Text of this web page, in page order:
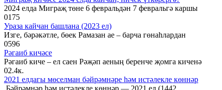
2024 елда Миграҗ төне 6 февральдән 7 февральгә каршы
0175
Ураза кайчан башлана (2023 ел)
Изге, бәрәкәтле, бөек Рамазан ае – барча гөнаһлардан
0596
Рәгаиб кичәсе
Рәгаиб киче – ел саен Рәҗәп аеның беренче җомга киченә
02.4к.
2021 елдагы мөселман бәйрәмнәре һәм истәлекле көннәр
Бәйрәмнәр һәм истәлекле көннәр — 2021 ел (1442